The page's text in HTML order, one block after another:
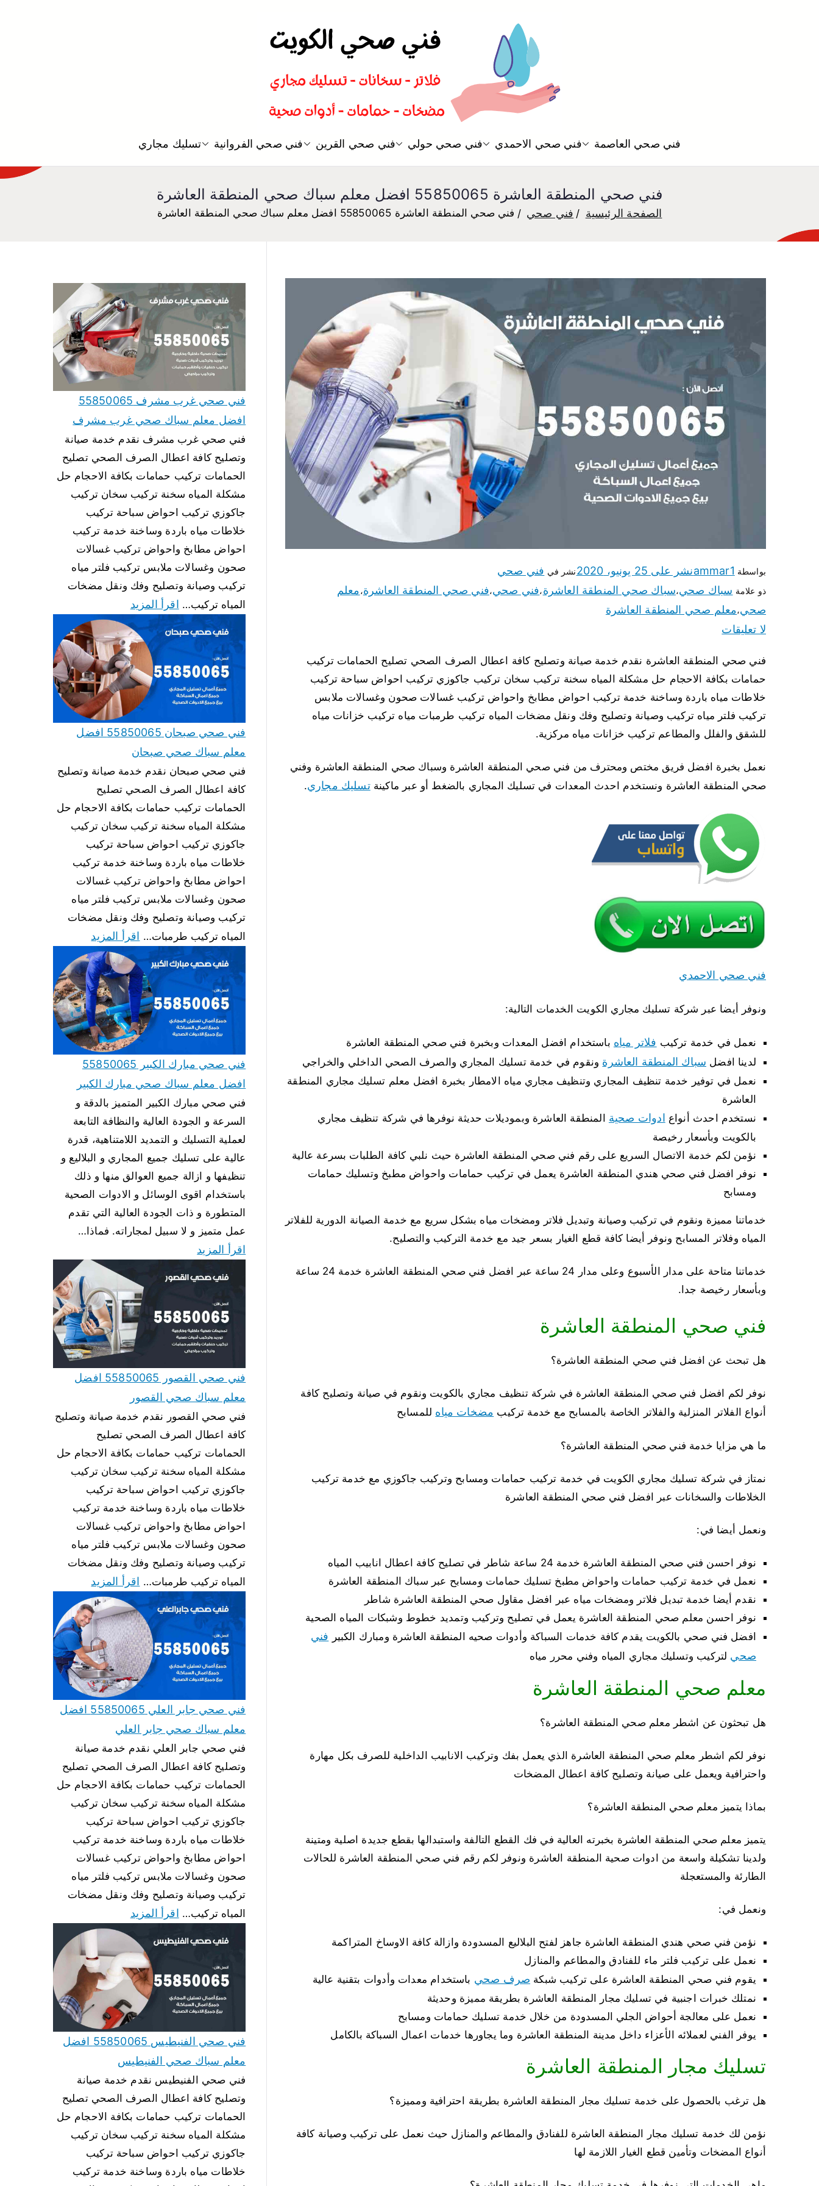
سباك صحي تسليك مجاري افضل معلم صحي فني صحي العاصمة فني صحي الاحمدي فني صحي حولي فني صحي القرين فني صحي الفروانية تسليك مجاري
فني صحي المنطقة العاشرة 55850065 افضل معلم سباك صحي المنطقة العاشرة
الصفحة الرئيسية فني صحي فني صحي المنطقة العاشرة 55850065 افضل معلم سباك صحي المنطقة العاشرة
بواسطة ammar1نشر على 25 يونيو، 2020 نشر في فني صحي
ذو علامة سباك صحي،سباك صحي المنطقة العاشرة،فني صحي،فني صحي المنطقة العاشرة،معلم
صحي،معلم صحي المنطقة العاشرة
لا تعليقات
فني صحي المنطقة العاشرة نقدم خدمة صيانة وتصليح كافة اعطال الصرف الصحي تصليح الحمامات تركيب
حمامات بكافة الاحجام حل مشكلة المياه سخنة تركيب سخان تركيب جاكوزي تركيب احواض سباحة تركيب
خلاطات مياه باردة وساخنة خدمة تركيب احواض مطابخ واحواض تركيب غسالات صحون وغسالات ملابس
تركيب فلتر مياه تركيب وصيانة وتصليح وفك ونقل مضخات المياه تركيب طرمبات مياه تركيب خزانات مياه
للشقق والفلل والمطاعم تركيب خزانات مياه مركزية.
نعمل بخبرة افضل فريق مختص ومحترف من فني صحي المنطقة العاشرة وسباك صحي المنطقة العاشرة وفني
صحي المنطقة العاشرة ونستخدم احدث المعدات في تسليك المجاري بالضغط أو عبر ماكينةتسليك مجاري.
فني صحي الاحمدي
ونوفر أيضا عبر شركة تسليك مجاري الكويت الخدمات التالية:
نعمل في خدمة تركيب فلاتر مياه باستخدام افضل المعدات وبخبرة فني صحي المنطقة العاشرة
لدينا افضل سباك المنطقة العاشرة ونقوم في خدمة تسليك المجاري والصرف الصحي الداخلي والخراجي
نعمل في توفير خدمة تنظيف المجاري وتنظيف مجاري مياه الامطار بخبرة افضل معلم تسليك مجاري المنطقة
العاشرة
نستخدم احدث أنواع ادوات صحية المنطقة العاشرة وبموديلات حديثة نوفرها في شركة تنظيف مجاري
بالكويت وبأسعار رخيصة
نؤمن لكم خدمة الاتصال السريع على رقم فني صحي المنطقة العاشرة حيث نلبي كافة الطلبات بسرعة عالية
نوفر افضل فني صحي هندي المنطقة العاشرة يعمل في تركيب حمامات واحواض مطبخ وتسليك حمامات
ومسابح
خدماتنا مميزة ونقوم في تركيب وصيانة وتبديل فلاتر ومضخات مياه بشكل سريع مع خدمة الصيانة الدورية للفلاتر
المياه وفلاتر المسابح ونوفر أيضا كافة قطع الغيار بسعر جيد مع خدمة التركيب والتصليح.
خدماتنا متاحة على مدار الأسبوع وعلى مدار 24 ساعة عبر افضل فني صحي المنطقة العاشرة خدمة 24 ساعة
وبأسعار رخيصة جدا.
فني صحي المنطقة العاشرة
هل تبحث عن افضل فني صحي المنطقة العاشرة؟
نوفر لكم افضل فني صحي المنطقة العاشرة في شركة تنظيف مجاري بالكويت ونقوم في صيانة وتصليح كافة
أنواع الفلاتر المنزلية والفلاتر الخاصة بالمسابح مع خدمة تركيب مضخات مياه للمسابح
ما هي مزايا خدمة فني صحي المنطقة العاشرة؟
نمتاز في شركة تسليك مجاري الكويت في خدمة تركيب حمامات ومسابح وتركيب جاكوزي مع خدمة تركيب
الخلاطات والسخانات عبر افضل فني صحي المنطقة العاشرة
ونعمل أيضا في:
نوفر احسن فني صحي المنطقة العاشرة خدمة 24 ساعة شاطر في تصليح كافة اعطال انابيب المياه
نعمل في خدمة تركيب حمامات واحواض مطبخ تسليك حمامات ومسابح عبر سباك المنطقة العاشرة
نقدم أيضا خدمة تبديل فلاتر ومضخات مياه عبر افضل مقاول صحي المنطقة العاشرة شاطر
نوفر احسن معلم صحي المنطقة العاشرة يعمل في تصليح وتركيب وتمديد خطوط وشبكات المياه الصحية
افضل فني صحي بالكويت يقدم كافة خدمات السباكة وأدوات صحيه المنطقة العاشرة ومبارك الكبير فني
صحي لتركيب وتسليك مجاري المياه وفني محرر مياه
معلم صحي المنطقة العاشرة
هل تبحثون عن اشطر معلم صحي المنطقة العاشرة؟
نوفر لكم اشطر معلم صحي المنطقة العاشرة الذي يعمل بفك وتركيب الانابيب الداخلية للصرف بكل مهارة
واحترافية ويعمل على صيانة وتصليح كافة اعطال المضخات
بماذا يتميز معلم صحي المنطقة العاشرة؟
يتميز معلم صحي المنطقة العاشرة بخبرته العالية في فك القطع التالفة واستبدالها بقطع جديدة اصلية ومتينة
ولدينا تشكيلة واسعة من ادوات صحية المنطقة العاشرة ونوفر لكم رقم فني صحي المنطقة العاشرة للحالات
الطارئة والمستعجلة
ونعمل في:
نؤمن فني صحي هندي المنطقة العاشرة جاهز لفتح البلاليع المسدودة وازالة كافة الاوساخ المتراكمة
نعمل على تركيب فلتر ماء للفنادق والمطاعم والمنازل
يقوم فني صحي المنطقة العاشرة على تركيب شبكة صرف صحي باستخدام معدات وأدوات بتقنية عالية
نمتلك خبرات اجنبية في تسليك مجار المنطقة العاشرة بطريقة مميزة وحديثة
نعمل على معالجة أحواض الجلي المسدودة من خلال خدمة تسليك حمامات ومسابح
يوفر الفني لعملائه الأعزاء داخل مدينة المنطقة العاشرة وما يجاورها خدمات اعمال السباكة بالكامل
تسليك مجار المنطقة العاشرة
هل ترغب بالحصول على خدمة تسليك مجار المنطقة العاشرة بطريقة احترافية ومميزة؟
نؤمن لك خدمة تسليك مجار المنطقة العاشرة للفنادق والمطاعم والمنازل حيث نعمل على تركيب وصيانة كافة
أنواع المضخات وتأمين قطع الغيار اللازمة لها
فني صحي غرب مشرف 55850065
افضل معلم سباك صحي غرب مشرف
فني صحي غرب مشرف نقدم خدمة صيانة
وتصليح كافة اعطال الصرف الصحي تصليح
الحمامات تركيب حمامات بكافة الاحجام حل
مشكلة المياه سخنة تركيب سخان تركيب
جاكوزي تركيب احواض سباحة تركيب
خلاطات مياه باردة وساخنة خدمة تركيب
احواض مطابخ واحواض تركيب غسالات
صحون وغسالات ملابس تركيب فلتر مياه
تركيب وصيانة وتصليح وفك ونقل مضخات
المياه تركيب… اقرأ المزيد
فني صحي صبحان 55850065 افضل
معلم سباك صحي صبحان
فني صحي صبحان نقدم خدمة صيانة وتصليح
كافة اعطال الصرف الصحي تصليح
الحمامات تركيب حمامات بكافة الاحجام حل
مشكلة المياه سخنة تركيب سخان تركيب
جاكوزي تركيب احواض سباحة تركيب
خلاطات مياه باردة وساخنة خدمة تركيب
احواض مطابخ واحواض تركيب غسالات
صحون وغسالات ملابس تركيب فلتر مياه
تركيب وصيانة وتصليح وفك ونقل مضخات
المياه تركيب طرمبات… اقرأ المزيد
فني صحي مبارك الكبير 55850065
افضل معلم سباك صحي مبارك الكبير
فني صحي مبارك الكبير المتميز بالدقة و
السرعة و الجودة العالية والنظافة التابعة
لعملية التسليك و التمديد اللامتناهية، قدرة
عالية على تسليك جميع المجاري و البلاليع و
تنظيفها و ازالة جميع العوالق منها و ذلك
باستخدام اقوى الوسائل و الادوات الصحية
المتطورة و ذات الجودة العالية التي تقدم
عمل متميز و لا سبيل لمجاراته. فماذا…
اقرأ المزيد
فني صحي القصور 55850065 افضل
معلم سباك صحي القصور
فني صحي القصور نقدم خدمة صيانة وتصليح
كافة اعطال الصرف الصحي تصليح
الحمامات تركيب حمامات بكافة الاحجام حل
مشكلة المياه سخنة تركيب سخان تركيب
جاكوزي تركيب احواض سباحة تركيب
خلاطات مياه باردة وساخنة خدمة تركيب
احواض مطابخ واحواض تركيب غسالات
صحون وغسالات ملابس تركيب فلتر مياه
تركيب وصيانة وتصليح وفك ونقل مضخات
المياه تركيب طرمبات… اقرأ المزيد
فني صحي جابر العلي 55850065 افضل
معلم سباك صحي جابر العلي
فني صحي جابر العلي نقدم خدمة صيانة
وتصليح كافة اعطال الصرف الصحي تصليح
الحمامات تركيب حمامات بكافة الاحجام حل
مشكلة المياه سخنة تركيب سخان تركيب
جاكوزي تركيب احواض سباحة تركيب
خلاطات مياه باردة وساخنة خدمة تركيب
احواض مطابخ واحواض تركيب غسالات
صحون وغسالات ملابس تركيب فلتر مياه
تركيب وصيانة وتصليح وفك ونقل مضخات
المياه تركيب… اقرأ المزيد
فني صحي الفنيطيس 55850065 افضل
معلم سباك صحي الفنيطيس
فني صحي الفنيطيس نقدم خدمة صيانة
وتصليح كافة اعطال الصرف الصحي تصليح
الحمامات تركيب حمامات بكافة الاحجام حل
مشكلة المياه سخنة تركيب سخان تركيب
جاكوزي تركيب احواض سباحة تركيب
خلاطات مياه باردة وساخنة خدمة تركيب